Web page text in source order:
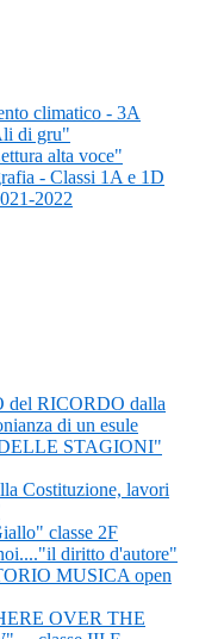
climatico - 3A
di gru"
alta voce"
- Classi 1A e 1D
2022
del RICORDO dalla
di un esule
STAGIONI"
Costituzione, lavori
classe 2F
diritto d'autore"
MUSICA open
OVER THE